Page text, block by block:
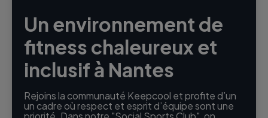
Un environnement de
fitness chaleureux et
inclusif à Nantes
Rejoins la communauté Keepcool et profite d’un
un cadre où respect et esprit d’équipe sont une